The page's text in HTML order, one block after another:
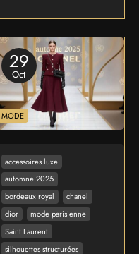
29
Oct
MODE
accessoires luxe
automne 2025
bordeaux royal
chanel
dior
mode parisienne
Saint Laurent
silhouettes structurées